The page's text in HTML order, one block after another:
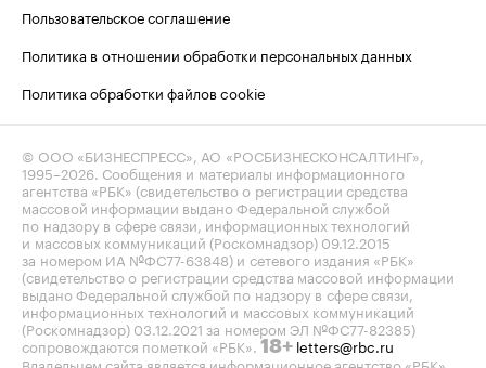
Пользовательское соглашение
Политика в отношении обработки персональных данных
Политика обработки файлов cookie
© ООО «БИЗНЕСПРЕСС», АО «РОСБИЗНЕСКОНСАЛТИНГ»,
1995–2026 . Сообщения и материалы информационного
агентства «РБК» (свидетельство о регистрации средства
массовой информации выдано Федеральной службой
по надзору в сфере связи, информационных технологий
и массовых коммуникаций (Роскомнадзор) 09.12.2015
за номером ИА №ФС77-63848) и сетевого издания «РБК»
(свидетельство о регистрации средства массовой информации
выдано Федеральной службой по надзору в сфере связи,
информационных технологий и массовых коммуникаций
(Роскомнадзор) 03.12.2021 за номером ЭЛ №ФС77-82385)
сопровождаются пометкой «РБК». 18+ letters@rbc.ru
Владельцем сайта является информационное агентство «РБК».